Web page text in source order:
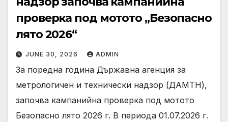
проверка под мотото „Безопасно
лято 2026“
JUNE 30, 2026 ADMIN
За поредна година Държавна агенция за
метрологичен и технически надзор (ДАМТН),
започва кампанийна проверка под мотото
Безопасно лято 2026 г. В периода 01.07.2026 г.